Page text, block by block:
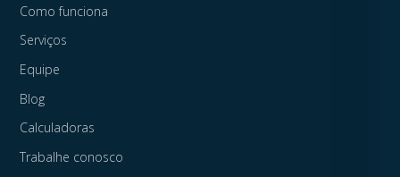
Como funciona
Serviços
Equipe
Blog
Calculadoras
Trabalhe conosco